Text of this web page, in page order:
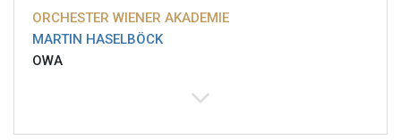
ORCHESTER WIENER AKADEMIE
MARTIN HASELBÖCK
OWA